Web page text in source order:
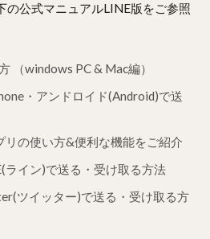
の公式マニュアルLINE版をご参照
（windows PC & Mac編）
・アンドロイド(Android)で送
リの使い方&便利な機能をご紹介
ライン)で送る・受け取る方法
ツイッター)で送る・受け取る方